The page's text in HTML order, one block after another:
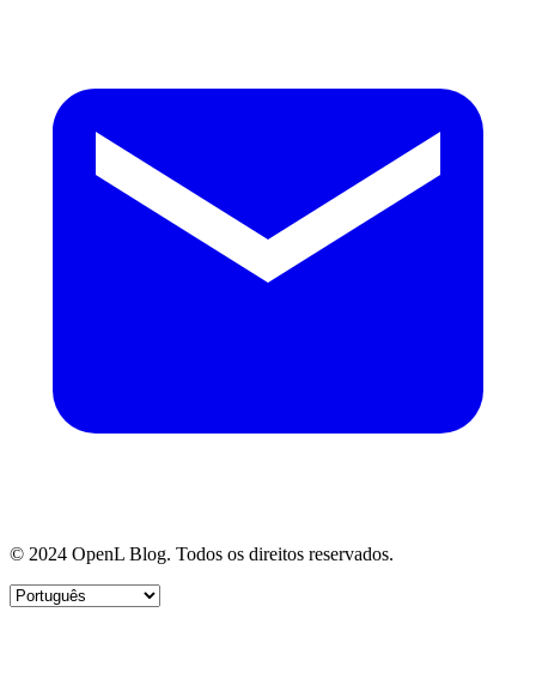
© 2024 OpenL Blog. Todos os direitos reservados.